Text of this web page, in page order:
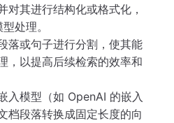
对其进行结构化或格式化，
处理。
落或句子进行分割，使其能
，以提高后续检索的效率和
入模型（如 OpenAI 的嵌入
档段落转换成固定长度的向